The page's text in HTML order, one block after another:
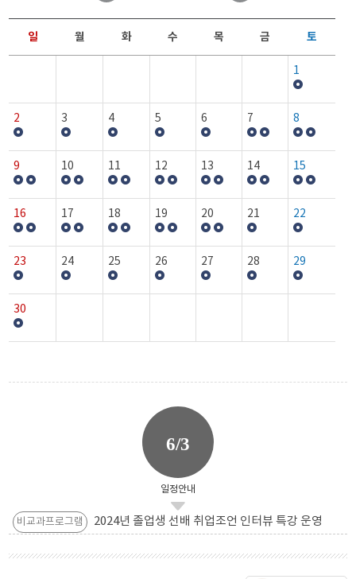
일 월 화 수 목 금 토
1
2 3 4 5 6 7 8
9 10 11 12 13 14 15
16 17 18 19 20 21 22
23 24 25 26 27 28 29
30
6/3
일정안내
비교과프로그램 2024년 졸업생 선배 취업조언 인터뷰 특강 운영